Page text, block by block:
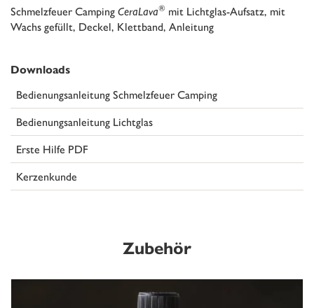
Schmelzfeuer CampingCeraLava® mit Lichtglas-Aufsatz, mit
Wachs gefüllt, Deckel, Klettband, Anleitung
Downloads
Bedienungsanleitung Schmelzfeuer Camping
Bedienungsanleitung Lichtglas
Erste Hilfe PDF
Kerzenkunde
Zubehör